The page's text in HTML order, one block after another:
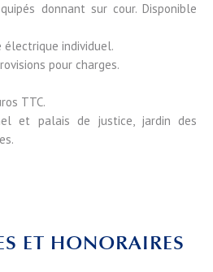
donnant sur cour. Disponible
individuel.
pour charges.
TTC.
et palais de justice, jardin des
ET HONORAIRES